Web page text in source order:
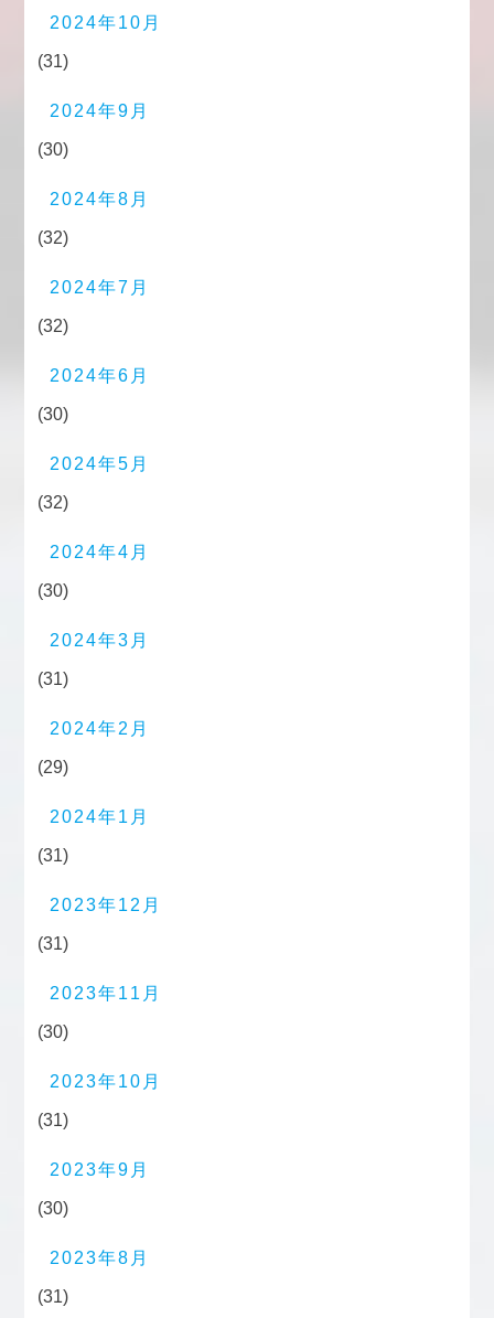
2024年10月
(31)
2024年9月
(30)
2024年8月
(32)
2024年7月
(32)
2024年6月
(30)
2024年5月
(32)
2024年4月
(30)
2024年3月
(31)
2024年2月
(29)
2024年1月
(31)
2023年12月
(31)
2023年11月
(30)
2023年10月
(31)
2023年9月
(30)
2023年8月
(31)